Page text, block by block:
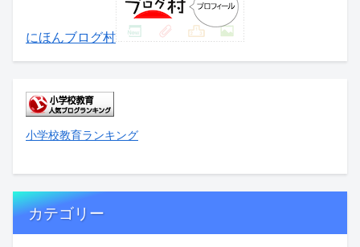
にほんブログ村
小学校教育ランキング
カテゴリー